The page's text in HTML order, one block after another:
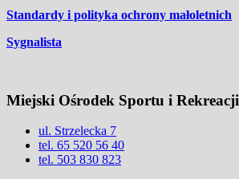
Standardy i polityka ochrony małoletnich
Sygnalista
Miejski Ośrodek Sportu i Rekreacji
ul. Strzelecka 7
tel. 65 520 56 40
tel. 503 830 823